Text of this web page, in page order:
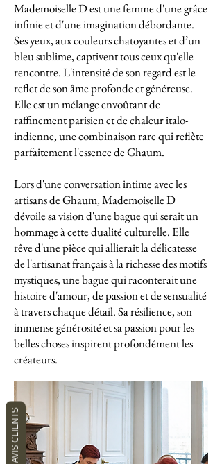
Mademoiselle D est une femme d'une grâce
infinie et d'une imagination débordante.
Ses yeux, aux couleurs chatoyantes et d’un
bleu sublime, captivent tous ceux qu'elle
rencontre. L'intensité de son regard est le
reflet de son âme profonde et généreuse.
Elle est un mélange envoûtant de
raffinement parisien et de chaleur italo-
indienne, une combinaison rare qui reflète
parfaitement l'essence de Ghaum.
Lors d'une conversation intime avec les
artisans de Ghaum, Mademoiselle D
dévoile sa vision d'une bague qui serait un
hommage à cette dualité culturelle. Elle
rêve d'une pièce qui allierait la délicatesse
de l'artisanat français à la richesse des motifs
mystiques, une bague qui raconterait une
histoire d'amour, de passion et de sensualité
à travers chaque détail. Sa résilience, son
immense générosité et sa passion pour les
belles choses inspirent profondément les
créateurs.
AVIS CLIENTS